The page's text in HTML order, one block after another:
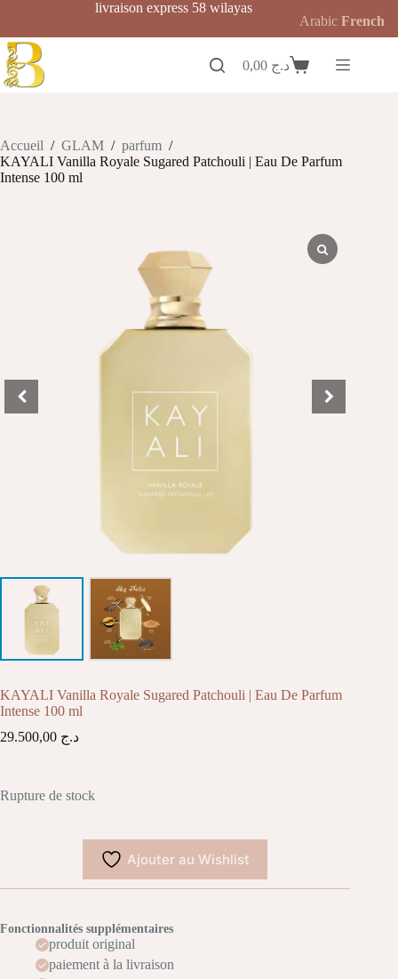
contenu
livraison express 58 wilayas
Panierد.ج
Accueil / GLAM / parfum /
KAYALI Vanilla Royale Sugared Patchouli | Eau De Parfum
Intense 100 ml
KAYALI Vanilla Royale Sugared Patchouli | Eau De Parfum
Intense 100 ml
د.ج
Rupture de stock
Ajouter au Wishlist
Fonctionnalités supplémentaires
produit original
paiement à la livraison
Arabic French